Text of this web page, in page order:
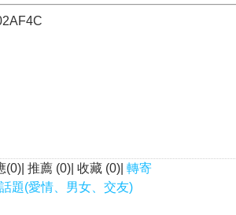
(0)| 推薦 (0)| 收藏 (0)| 轉寄
題(愛情、男女、交友)